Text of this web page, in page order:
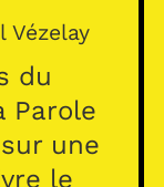
Vézelay
du
Parole
une
le